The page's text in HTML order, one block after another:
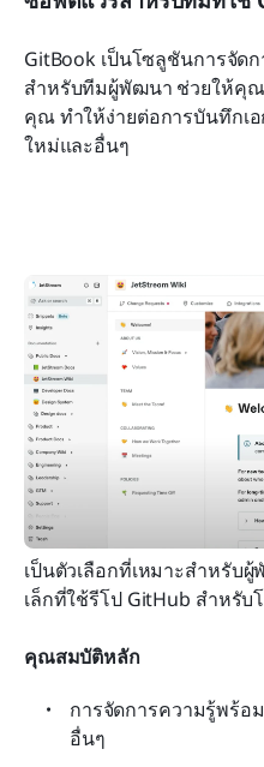
GitBook เป็นโซลูชันการจัด
สำหรับทีมผู้พัฒนา ช่วยให้คุณ
คุณ ทำให้ง่ายต่อการบันทึกเ
ใหม่และอื่นๆ
เป็นตัวเลือกที่เหมาะสำหรั
เล็กที่ใช้รีโป GitHub สำหรับ
คุณสมบัติหลัก
การจัดการความรู้พร้อ
อื่นๆ